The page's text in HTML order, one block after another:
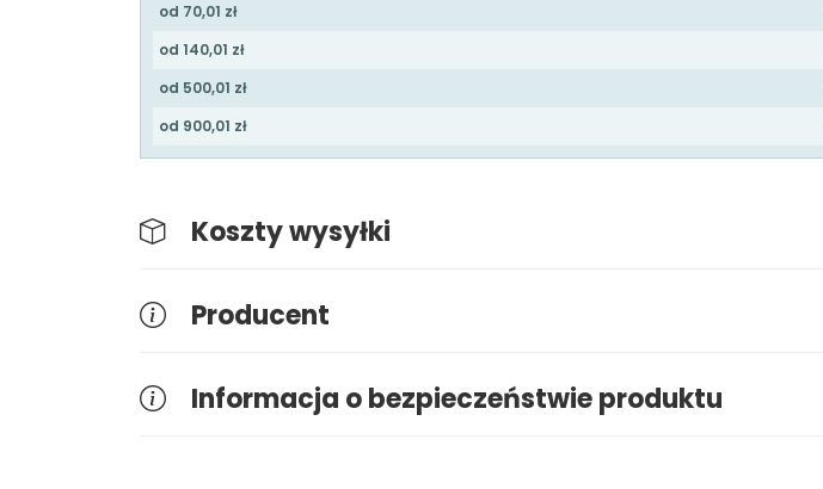
od 70,01 zł
od 140,01 zł
od 500,01 zł
od 900,01 zł
Koszty wysyłki
Producent
Informacja o bezpieczeństwie produktu